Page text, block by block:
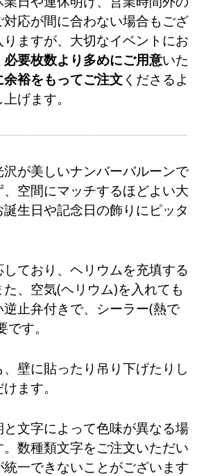
対応が間に合わない場合もござ
ますが、大切なイベントにお
必要枚数より多めにご用意いた
余裕をもってご注文 くださるよ
げます。
沢が美しいナンバーバルーンで
空間にマッチするほどよい大
生日や記念日の飾りにピッタ
ており、ヘリウムを充填する
、空気(ヘリウム)を入れても
止弁付きで、シーラー(熱で
す。
壁に貼ったり吊り下げたりし
ます。
文字によって色味が異なる場
数種類文字をご注文いただい
一できないことがございます